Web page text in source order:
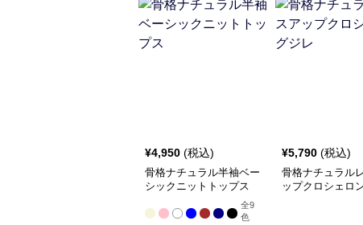
¥4,950 (税込)
骨格ナチュラル半袖ベー
シックニットトップス
全9
色
¥5,790 (税込)
骨格ナチュラル
ップクロシェロ